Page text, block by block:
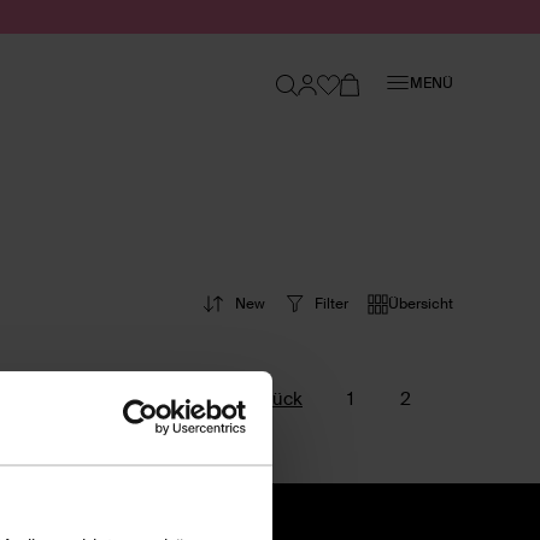
MENÜ
Filter Übersicht
New
Zurück
Seite
1
Seite
2